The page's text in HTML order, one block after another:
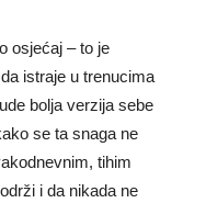
osjećaj – to je
istraje u trenucima
bolja verzija sebe
se ta snaga ne
tihim
i da nikada ne